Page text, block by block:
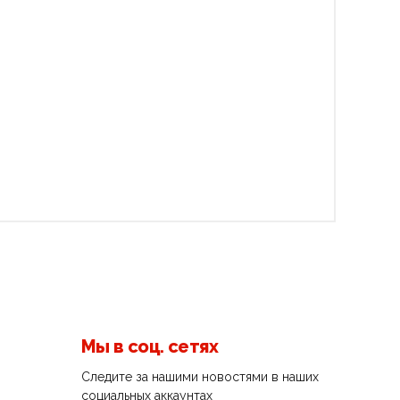
Мы в соц. сетях
Следите за нашими новостями в наших
социальных аккаунтах